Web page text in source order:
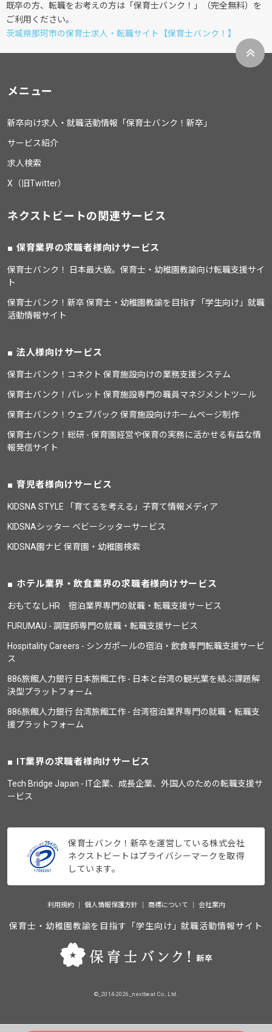
既卒の方、転職をお考えの方は「保育士バンク！」（完全無料）を
ご利用ください。
茨城県那珂市の保育士求人・転職サイト【保育士バンク！】
メニュー
新卒向け求人・就職活動情報「保育士バンク！新卒」
サービス紹介
求人検索
X（旧Twitter）
ネクストビートの関連サービス
保育業界の求職者様向けサービス
保育士バンク！ 日本最大級。保育士・幼稚園教諭向け転職支援サイ
ト
保育士バンク！新卒 保育士・幼稚園教諭を目指す「学生向け」就職
活動情報サイト
法人様向けサービス
保育士バンク！コネクト 保育施設向けの業務支援システム
保育士バンク！パレット 保育施設専門の職員マネジメントツール
保育士バンク！ウェブパック 保育施設向けホームページ制作
保育士バンク！総研 - 保育園経営や保育の実務に活かせる有益な情
報発信サイト
育児者様向けサービス
KIDSNA STYLE 「育てるを考える」子育て情報メディア
KIDSNAシッター ベビーシッターサービス
KIDSNA園ナビ 保育園・幼稚園検索
ホテル業界・飲食業界の求職者様向けサービス
おもてなしHR 宿泊業界専門の就職・転職支援サービス
FURUMAU - 調理師専門の就職・転職支援サービス
Hospitality Careers - シンガポールの宿泊・飲食専門転職支援サービ
ス
886旅館人力銀行 日本旅館工作 - 日本と台湾の観光業を結ぶ課題解
決型プラットフォーム
886旅館人力銀行 台湾旅館工作 - 台湾宿泊業界専門の就職・転職支
援プラットフォーム
IT業界の求職者様向けサービス
Tech Bridge Japan - IT企業、成長企業、外国人のための転職支援サ
ービス
保育士バンク！新卒を運営している株式会社
ネクストビートはプライバシーマークを取得
しています。
利用規約 個人情報保護方針 商標について 会社案内
保育士・幼稚園教諭を目指す「学生向け」就職活動情報サイト
©_2014-2026_nextbeat Co., Ltd.